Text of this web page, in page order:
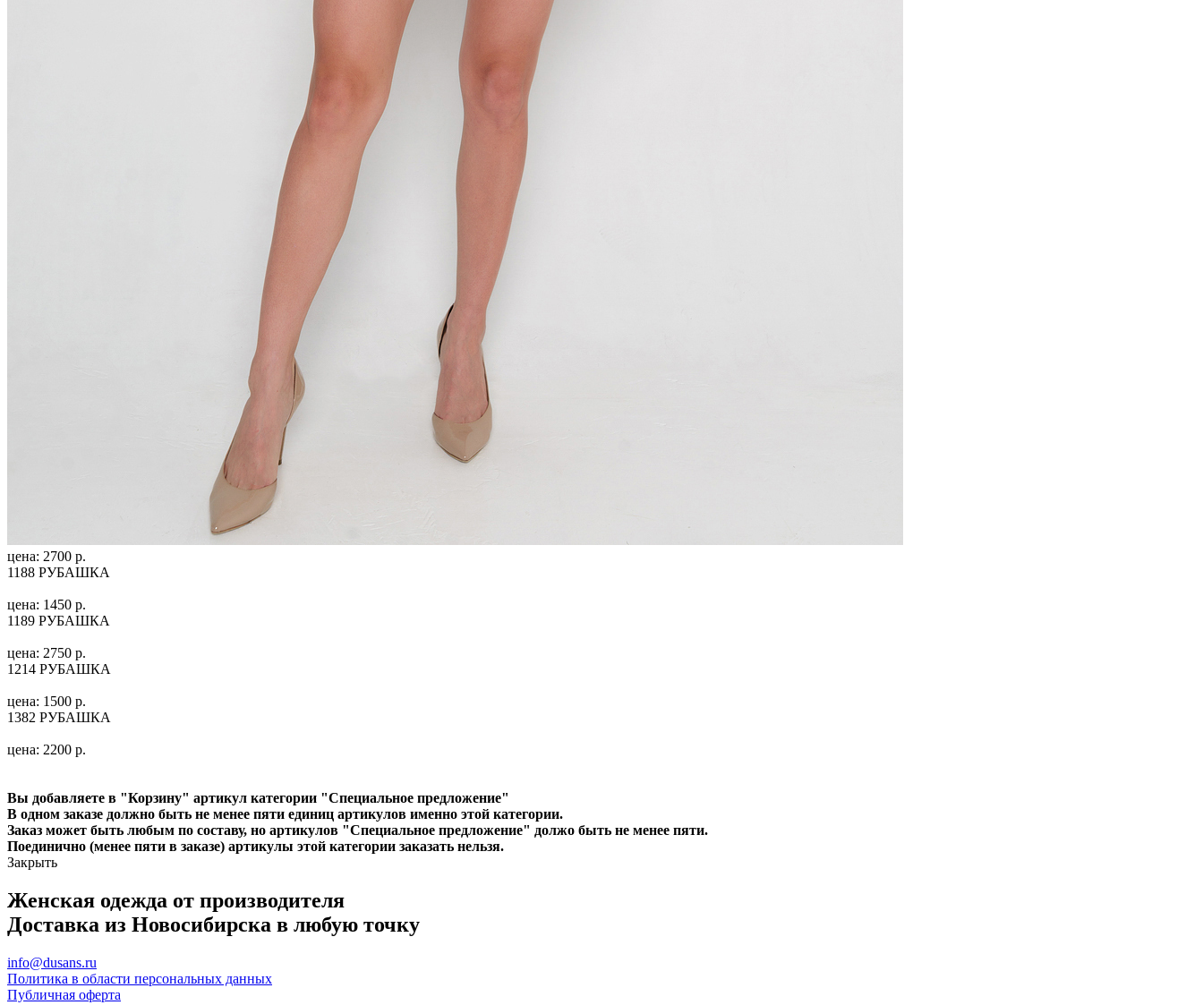
цена: 2700 р.
1188 РУБАШКА
цена: 1450 р.
1189 РУБАШКА
цена: 2750 р.
1214 РУБАШКА
цена: 1500 р.
1382 РУБАШКА
цена: 2200 р.
Вы добавляете в "Корзину" артикул категории "Специальное предложение"
В одном заказе должно быть не менее пяти единиц артикулов именно этой категории.
Заказ может быть любым по составу, но артикулов "Специальное предложение" должо быть не менее пяти.
Поединично (менее пяти в заказе) артикулы этой категории заказать нельзя.
Закрыть
Женская одежда от производителя
Доставка из Новосибирска в любую точку
info@dusans.ru
Политика в области персональных данных
Публичная оферта